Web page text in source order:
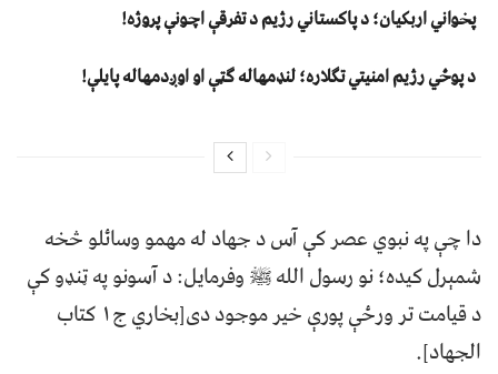
پخواني اربکیان؛ د پاکستاني رژیم د تفرقې اچونې پروژه!
د پوځي رژیم امنیتي تګلاره؛ لنډمهاله ګټې او اوږدمهاله پایلې!
دا چې په نبوي عصر کې آس د جهاد له مهمو وسائلو څخه
شمېرل کیده؛ نو رسول الله ﷺ وفرمايل: د آسونو په ټنډو کې
د قيامت تر ورځې پورې خير موجود دی[بخاري ج١ کتاب
الجهاد].